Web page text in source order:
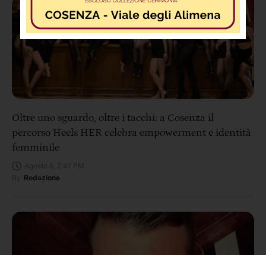
Oltre uno sguardo, oltre i tacchi: a Cosenza il
percorso Heels HER celebra empowerment e identità
femminile
Redazione